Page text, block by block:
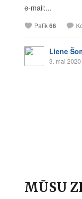
e-mail:...
Patīk66
Liene
3. mai
MŪSU